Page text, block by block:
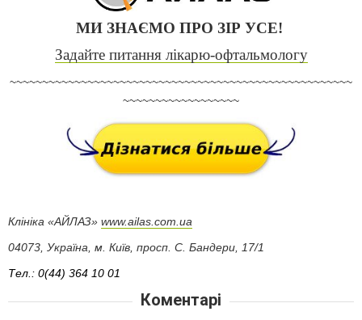
МИ ЗНАЄМО ПРО ЗІР УСЕ!
Задайте питання лікарю-офтальмологу
~~~~~~~~~~~~~~~~~~~~~~~~~~~~~~~~~~~~~~~~~~~~~~~~~~~~~
~~~~~~~~~~~~~~~~~~
Клініка «АЙЛАЗ» www.ailas.com.ua
04073, Україна, м. Київ, просп. С. Бандери, 17/1
Тел.: 0(44) 364 10 01
Коментарі